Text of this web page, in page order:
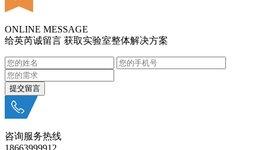
ONLINE MESSAGE
给英芮诚留言 获取实验室整体解决方案
咨询服务热线